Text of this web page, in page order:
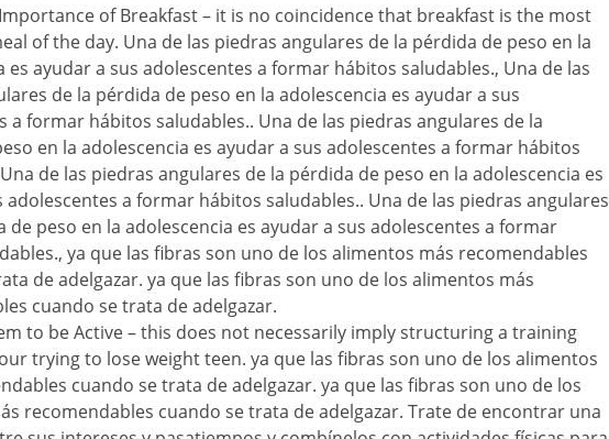
of Breakfast– it is no coincidence that breakfast is the most
of the day. Una de las piedras angulares de la pérdida de peso en la
es ayudar a sus adolescentes a formar hábitos saludables., Una de las
de la pérdida de peso en la adolescencia es ayudar a sus
a formar hábitos saludables.. Una de las piedras angulares de la
en la adolescencia es ayudar a sus adolescentes a formar hábitos
de las piedras angulares de la pérdida de peso en la adolescencia es
adolescentes a formar hábitos saludables.. Una de las piedras angulares
de peso en la adolescencia es ayudar a sus adolescentes a formar
ya que las fibras son uno de los alimentos más recomendables
de adelgazar. ya que las fibras son uno de los alimentos más
cuando se trata de adelgazar.
to be Active–this does not necessarily imply structuring a training
trying to lose weight teen. ya que las fibras son uno de los alimentos
cuando se trata de adelgazar. ya que las fibras son uno de los
recomendables cuando se trata de adelgazar. Trate de encontrar una